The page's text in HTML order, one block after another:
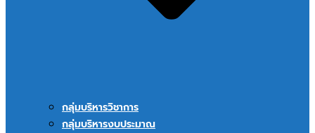
กลุ่มบริหารวิชาการ
กลุ่มบริหารงบประมาณ